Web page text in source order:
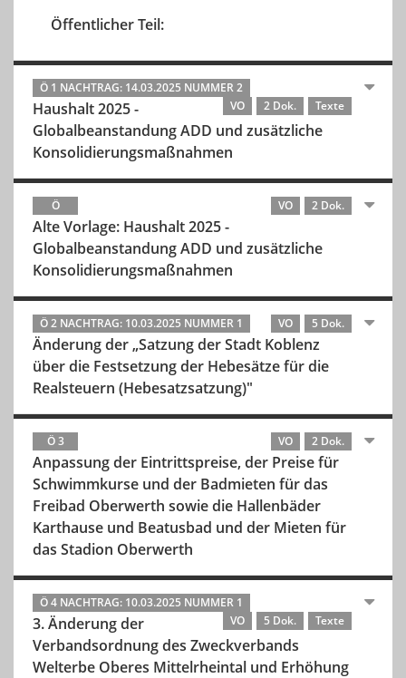
Öffentlicher Teil:
Ö 1 NACHTRAG: 14.03.2025 NUMMER 2
VO
2 Dok. Texte
Haushalt 2025 -
Globalbeanstandung ADD und zusätzliche
Konsolidierungsmaßnahmen
Ö VO 2 Dok.
Alte Vorlage: Haushalt 2025 -
Globalbeanstandung ADD und zusätzliche
Konsolidierungsmaßnahmen
Ö 2 NACHTRAG: 10.03.2025 NUMMER 1 VO 5 Dok.
Änderung der „Satzung der Stadt Koblenz
über die Festsetzung der Hebesätze für die
Realsteuern (Hebesatzsatzung)"
Ö 3 VO 2 Dok.
Anpassung der Eintrittspreise, der Preise für
Schwimmkurse und der Badmieten für das
Freibad Oberwerth sowie die Hallenbäder
Karthause und Beatusbad und der Mieten für
das Stadion Oberwerth
Ö 4 NACHTRAG: 10.03.2025 NUMMER 1
VO
5 Dok. Texte
3. Änderung der
Verbandsordnung des Zweckverbands
Welterbe Oberes Mittelrheintal und Erhöhung